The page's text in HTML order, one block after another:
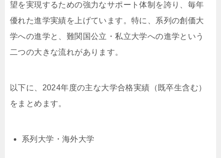
望を実現するための強力なサポート体制を誇り、毎年
優れた進学実績を上げています。特に、系列の創価大
学への進学と、難関国公立・私立大学への進学という
二つの大きな流れがあります。
以下に、2024年度の主な大学合格実績（既卒生含む）
をまとめます。
系列大学・海外大学